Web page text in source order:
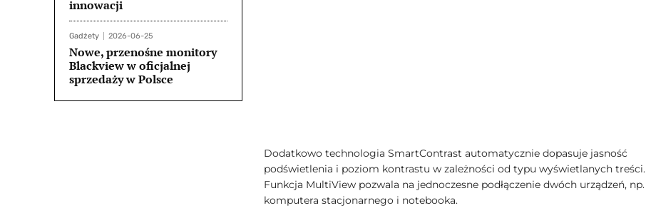
innowacji
Gadżety 2026-06-25
Nowe, przenośne monitory
Blackview w oficjalnej
sprzedaży w Polsce
Dodatkowo technologia SmartContrast automatycznie dopasuje jasność
podświetlenia i poziom kontrastu w zależności od typu wyświetlanych treści.
Funkcja MultiView pozwala na jednoczesne podłączenie dwóch urządzeń, np.
komputera stacjonarnego i notebooka.